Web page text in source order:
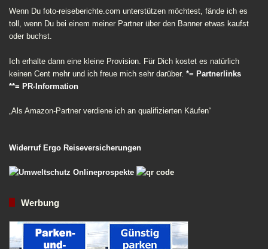
Wenn Du foto-reiseberichte.com unterstützen möchtest, fände ich es
toll, wenn Du bei einem meiner Partner über den Banner etwas kaufst
oder buchst.
Ich erhalte dann eine kleine Provision. Für Dich kostet es natürlich
keinen Cent mehr und ich freue mich sehr darüber. *= Partnerlinks
**= PR-Information
„Als Amazon-Partner verdiene ich an qualifizierten Käufen“
Widerruf Ergo Reiseversicherungen
Werbung